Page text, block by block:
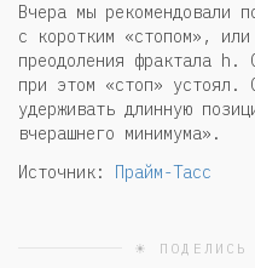
Вчера мы рекомендовали
с коротким «стопом», или
преодоления фрактала h.
при этом «стоп» устоял.
удерживать длинную
вчерашнего минимума».
Источник: Прайм-Тасс
☀